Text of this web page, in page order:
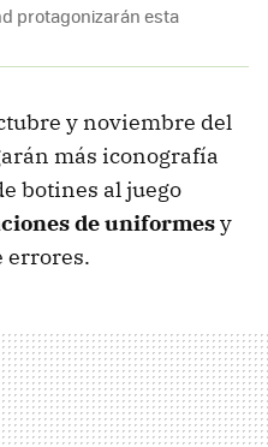
protagonizarán esta
y noviembre del
más iconografía
botines al juego
de uniformesy
errores.